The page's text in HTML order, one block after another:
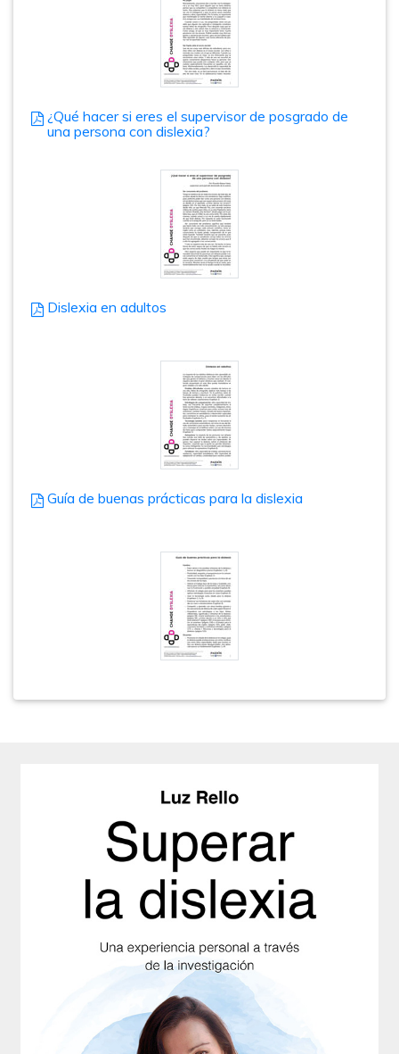
¿Qué hacer si eres el supervisor de posgrado de
una persona con dislexia?
Dislexia en adultos
Guía de buenas prácticas para la dislexia